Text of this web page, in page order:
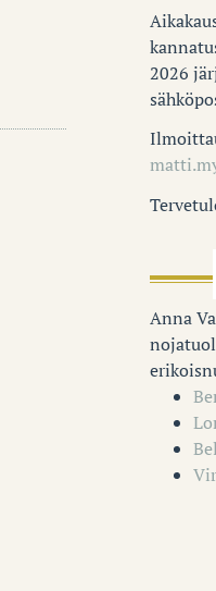
2026
Anna